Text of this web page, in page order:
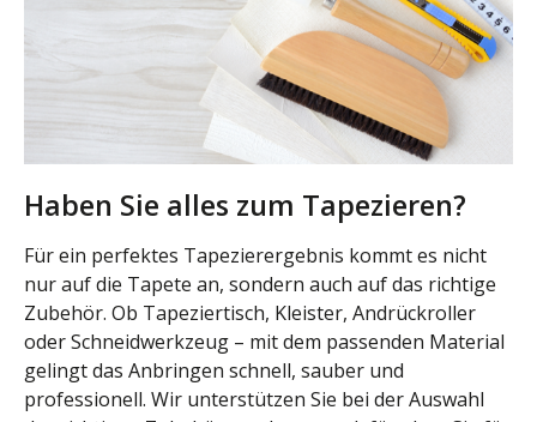
Haben Sie alles zum Tapezieren?
Für ein perfektes Tapezierergebnis kommt es nicht
nur auf die Tapete an, sondern auch auf das richtige
Zubehör. Ob Tapeziertisch, Kleister, Andrückroller
oder Schneidwerkzeug – mit dem passenden Material
gelingt das Anbringen schnell, sauber und
professionell. Wir unterstützen Sie bei der Auswahl